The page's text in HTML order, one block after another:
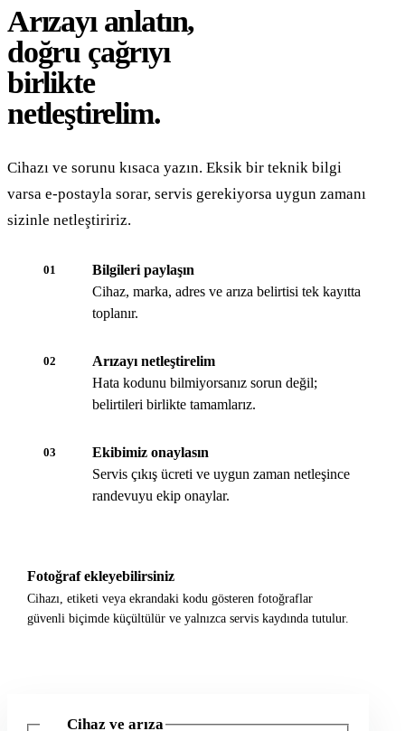
Arızayı anlatın,
doğru çağrıyı
birlikte
netleştirelim.
Cihazı ve sorunu kısaca yazın. Eksik bir teknik bilgi
varsa e-postayla sorar, servis gerekiyorsa uygun zamanı
sizinle netleştiririz.
01
Bilgileri paylaşın
Cihaz, marka, adres ve arıza belirtisi tek kayıtta
toplanır.
02
Arızayı netleştirelim
Hata kodunu bilmiyorsanız sorun değil;
belirtileri birlikte tamamlarız.
03
Ekibimiz onaylasın
Servis çıkış ücreti ve uygun zaman netleşince
randevuyu ekip onaylar.
Fotoğraf ekleyebilirsiniz
Cihazı, etiketi veya ekrandaki kodu gösteren fotoğraflar
güvenli biçimde küçültülür ve yalnızca servis kaydında tutulur.
Cihaz ve arıza